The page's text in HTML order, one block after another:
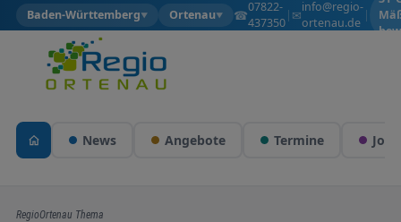
Baden-Württemberg▼ Ortenau▼ ☎07822-
437350
| ✉info@regio-
ortenau.de
|
News Angebote Termine Jobs
RegioOrtenau Thema